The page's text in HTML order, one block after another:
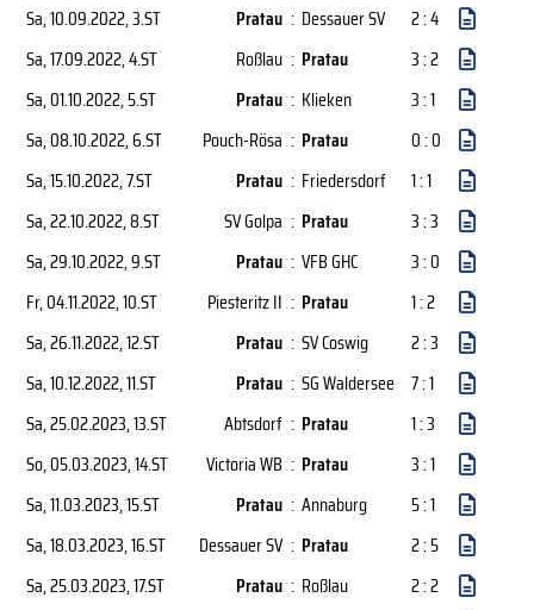
Sa, 10.09.2022, 3.ST Pratau : Dessauer SV
2 : 4
Sa, 17.09.2022, 4.ST Roßlau : Pratau
3 : 2
Sa, 01.10.2022, 5.ST Pratau : Klieken
3 : 1
Sa, 08.10.2022, 6.ST Pouch-Rösa : Pratau
0 : 0
Sa, 15.10.2022, 7.ST Pratau : Friedersdorf
1 : 1
Sa, 22.10.2022, 8.ST SV Golpa : Pratau
3 : 3
Sa, 29.10.2022, 9.ST Pratau : VFB GHC
3 : 0
Fr, 04.11.2022, 10.ST Piesteritz II : Pratau
1 : 2
Sa, 26.11.2022, 12.ST Pratau : SV Coswig
2 : 3
Sa, 10.12.2022, 11.ST Pratau : SG Waldersee 7 : 1
Sa, 25.02.2023, 13.ST Abtsdorf : Pratau
1 : 3
So, 05.03.2023, 14.ST Victoria WB : Pratau
3 : 1
Sa, 11.03.2023, 15.ST Pratau : Annaburg
5 : 1
Sa, 18.03.2023, 16.ST Dessauer SV : Pratau
2 : 5
Sa, 25.03.2023, 17.ST Pratau : Roßlau
2 : 2